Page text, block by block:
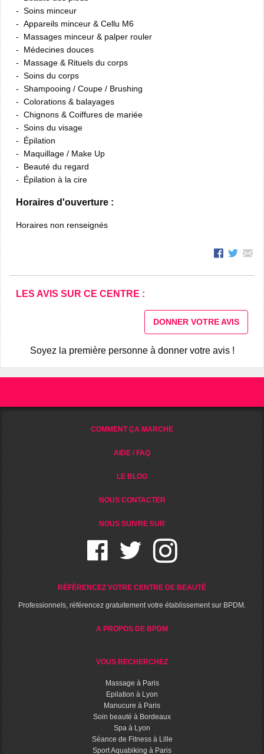
Soins minceur
Appareils minceur & Cellu M6
Massages minceur & palper rouler
Médecines douces
Massage & Rituels du corps
Soins du corps
Shampooing / Coupe / Brushing
Colorations & balayages
Chignons & Coiffures de mariée
Soins du visage
Épilation
Maquillage / Make Up
Beauté du regard
Épilation à la cire
Horaires d'ouverture :
Horaires non renseignés
LES AVIS SUR CE CENTRE :
DONNER VOTRE AVIS
Soyez la première personne à donner votre avis !
COMMENT ÇA MARCHE
AIDE / FAQ
LE BLOG
NOUS CONTACTER
NOUS SUIVRE SUR
RÉFÉRENCEZ VOTRE CENTRE DE BEAUTÉ
Professionnels, référencez gratuitement votre établissement sur BPDM.
A PROPOS DE BPDM
VOUS RECHERCHEZ
Massage à Paris
Epilation à Lyon
Manucure à Paris
Soin beauté à Bordeaux
Spa à Lyon
Séance de Fitness à Lille
Sport Aquabiking à Paris